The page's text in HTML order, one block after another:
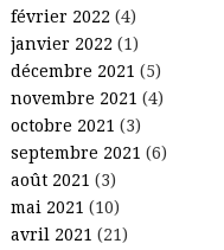
février 2022 (4)
janvier 2022 (1)
décembre 2021 (5)
novembre 2021 (4)
octobre 2021 (3)
septembre 2021 (6)
août 2021 (3)
mai 2021 (10)
avril 2021 (21)